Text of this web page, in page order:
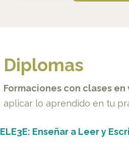
Diplomas
Formaciones con clases en
aplicar lo aprendido en tu
ELE3E: Enseñar a Leer y